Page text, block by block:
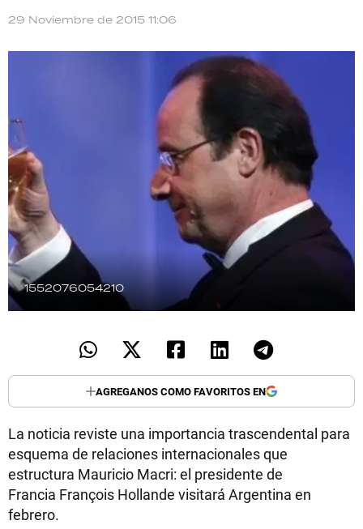
29 Noviembre de 2015 11:06
1552076054210
AGREGANOS COMO FAVORITOS EN
La noticia reviste una importancia trascendental para
esquema de relaciones internacionales que
estructura Mauricio Macri: el presidente de
Francia François Hollande visitará Argentina en
febrero.
DEPORTES
TECNOLOGÍA
RECETAS
PALABRAS
HORÓSCOPO
Seguinos